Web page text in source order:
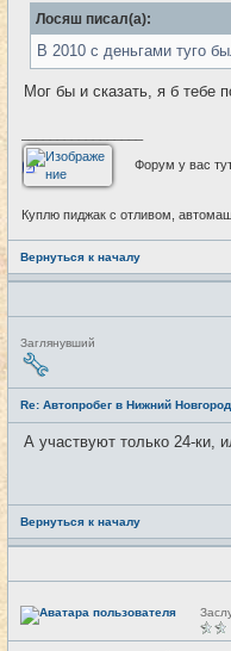
Лосяш писал(а):
В 2010 с деньгами туго
Мог бы и сказать, я б тебе
Форум у вас
Куплю пиджак с отливом,
Вернуться к началу
Н
е
в
т
и
Заглянувший
Re: Автопробег в Нижний
А участвуют только 24-ки,
Вернуться к началу
Н
е